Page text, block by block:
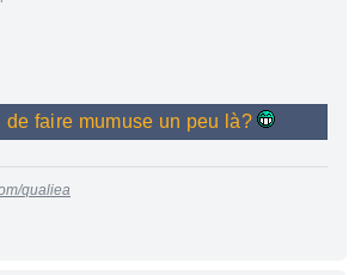
de faire mumuse un peu là?
qualiea